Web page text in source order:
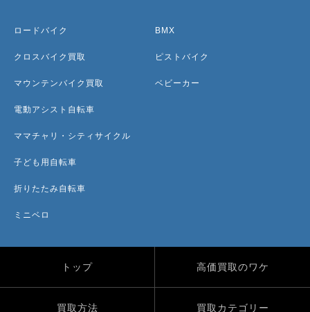
ロードバイク
クロスバイク買取
マウンテンバイク買取
電動アシスト自転車
ママチャリ・シティサイクル
子ども用自転車
折りたたみ自転車
ミニベロ
BMX
ピストバイク
ベビーカー
トップ 高価買取のワケ
買取方法 買取カテゴリー